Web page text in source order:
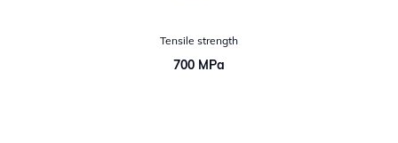
Tensile strength
700 MPa